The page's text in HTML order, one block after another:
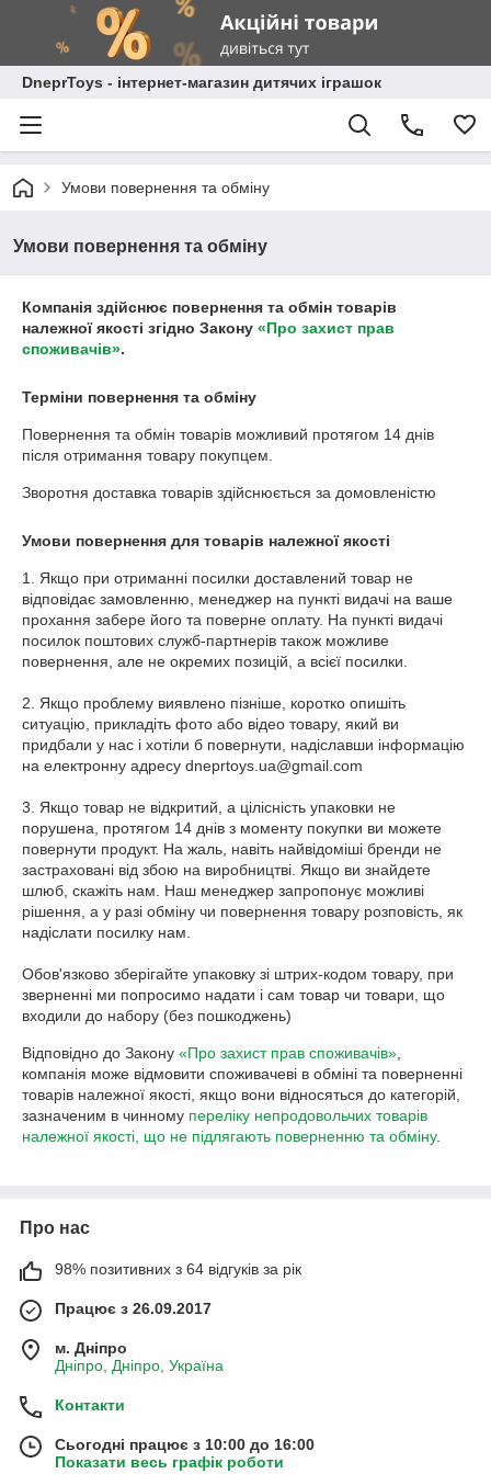
DneprToys - інтернет-магазин дитячих іграшок
Умови повернення та обміну
Умови повернення та обміну
Компанія здійснює повернення та обмін товарів
належної якості згідно Закону «Про захист прав
споживачів».
Терміни повернення та обміну
Повернення та обмін товарів можливий протягом 14 днів
після отримання товару покупцем.
Зворотня доставка товарів здійснюється за домовленістю
Умови повернення для товарів належної якості
1. Якщо при отриманні посилки доставлений товар не
відповідає замовленню, менеджер на пункті видачі на ваше
прохання забере його та поверне оплату. На пункті видачі
посилок поштових служб-партнерів також можливе
повернення, але не окремих позицій, а всієї посилки.
2. Якщо проблему виявлено пізніше, коротко опишіть
ситуацію, прикладіть фото або відео товару, який ви
придбали у нас і хотіли б повернути, надіславши інформацію
на електронну адресу dneprtoys.ua@gmail.com
3. Якщо товар не відкритий, а цілісність упаковки не
порушена, протягом 14 днів з моменту покупки ви можете
повернути продукт. На жаль, навіть найвідоміші бренди не
застраховані від збою на виробництві. Якщо ви знайдете
шлюб, скажіть нам. Наш менеджер запропонує можливі
рішення, а у разі обміну чи повернення товару розповість, як
надіслати посилку нам.
Обов'язково зберігайте упаковку зі штрих-кодом товару, при
зверненні ми попросимо надати і сам товар чи товари, що
входили до набору (без пошкоджень)
Відповідно до Закону «Про захист прав споживачів»
компанія може відмовити споживачеві в обміні та поверненні
товарів належної якості, якщо вони відносяться до категорій,
зазначеним в чинному переліку непродовольчих товарів
належної якості, що не підлягають поверненню та обміну.
Про нас
98% позитивних з 64 відгуків за рік
Працює з 26.09.2017
м. Дніпро
Дніпро, Дніпро, Україна
Контакти
Сьогодні працює з 10:00 до 16:00
Показати весь графік роботи